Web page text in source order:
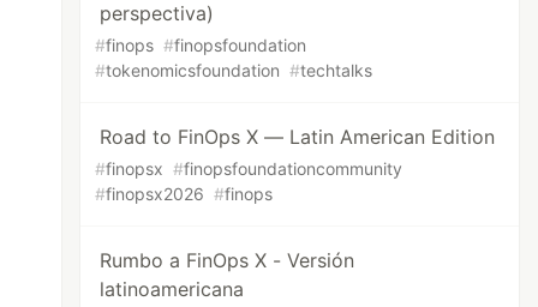
perspectiva)
#finops #finopsfoundation
#tokenomicsfoundation #techtalks
Road to FinOps X — Latin American Edition
#finopsx #finopsfoundationcommunity
#finopsx2026 #finops
Rumbo a FinOps X - Versión
latinoamericana